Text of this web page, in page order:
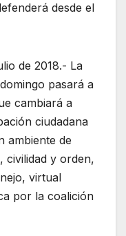
desde el
de 2018.- La
pasará a
cambiará a
ciudadana
ambiente de
civilidad y orden,
virtual
por la coalición